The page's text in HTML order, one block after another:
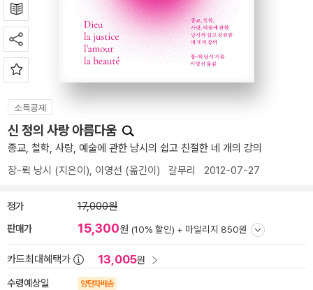
소득공제
신 정의 사랑 아름다움
종교, 철학, 사랑, 예술에 관한 낭시의 쉽고 친절한 네 개의 강의
장-뤽 낭시 (지은이), 이영선 (옮긴이) 갈무리 2012-07-27
정가 17,000원
판매가 15,300원 (10% 할인) + 마일리지 850원
카드최대혜택가 13,005원
수령예상일 양탄자배송